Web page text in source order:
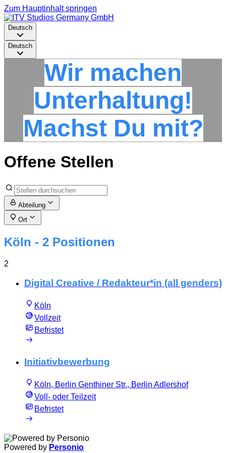
Zum Hauptinhalt springen
Deutsch
Deutsch
Wir machen
Unterhaltung!
Machst Du mit?
Offene Stellen
Abteilung
Ort
Köln - 2 Positionen
2
Digital Creative / Redakteur*in (all genders)
Köln
Vollzeit
Befristet
Initiativbewerbung
Köln, Berlin Genthiner Str., Berlin Adlershof
Voll- oder Teilzeit
Befristet
Powered by Personio